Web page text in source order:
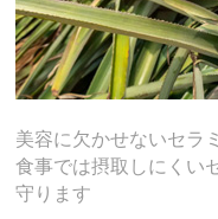
美容に欠かせないセラ
食事では摂取しにくい
守ります